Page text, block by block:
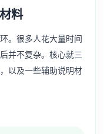
料
。很多人花大量时间
并不复杂。核心就三
以及一些辅助说明材